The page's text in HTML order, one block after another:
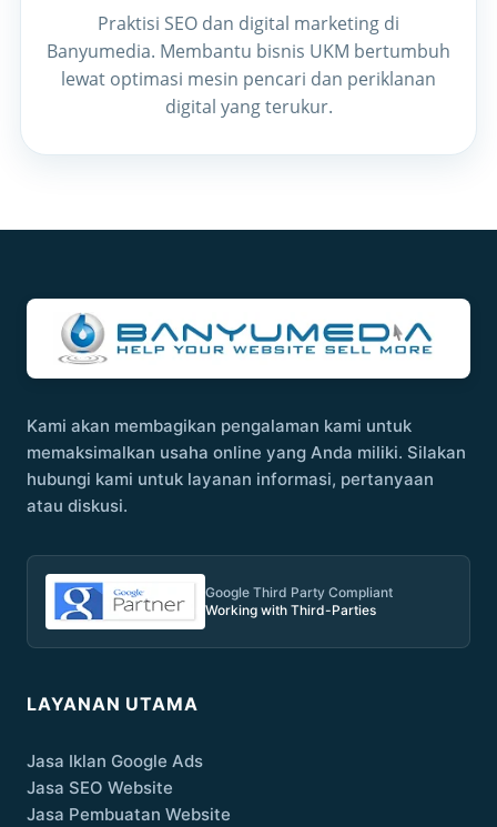
Praktisi SEO dan digital marketing di
Banyumedia. Membantu bisnis UKM bertumbuh
lewat optimasi mesin pencari dan periklanan
digital yang terukur.
Kami akan membagikan pengalaman kami untuk
memaksimalkan usaha online yang Anda miliki. Silakan
hubungi kami untuk layanan informasi, pertanyaan
atau diskusi.
Google Third Party Compliant
Working with Third-Parties
LAYANAN UTAMA
Jasa Iklan Google Ads
Jasa SEO Website
Jasa Pembuatan Website